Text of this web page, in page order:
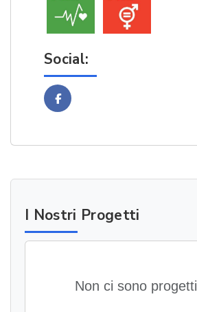
Social:
Facebook
I Nostri Progetti
Non ci sono